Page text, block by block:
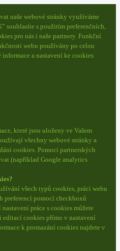
naše webové stránky využíváme
souhlasíte s použitím preferenčních,
pro nás i naše partnery. Funkční
webu používány po celou
a nastavení ke cookies
které jsou uloženy ve Vašem
všechny webové stránky a
cookies. Pomocí partnerských
(například Google analytics
všech typů cookies, práci webu
preferencí pomocí checkboxů
práce s cookies můžete
editací cookies přímo v nastavení
k promazání cookies najdete v